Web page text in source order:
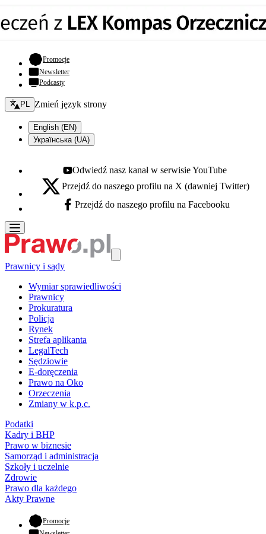
Promocje- otwiera się w nowej karcie
Newsletter
Podcasty
Zmień język - bieżący:
PL Zmień język strony
English (EN)
Українська (UA)
Youtube - otwiera się w nowej karcie
Odwiedź nasz kanał w serwisie YouTube
X - otwiera się w nowej karcie
Przejdź do naszego profilu na X (dawniej Twitter)
Facebook - otwiera się w nowej karcie
Przejdź do naszego profilu na Facebooku
Prawnicy i sądy
Wymiar sprawiedliwości
Prawnicy
Prokuratura
Policja
Rynek
Strefa aplikanta
LegalTech
Sędziowie
E-doręczenia
Prawo na Oko
Orzeczenia
Zmiany w k.p.c.
Podatki
Kadry i BHP
Prawo w biznesie
Samorząd i administracja
Szkoły i uczelnie
Zdrowie
Prawo dla każdego
Akty Prawne
Promocje- otwiera się w nowej karcie